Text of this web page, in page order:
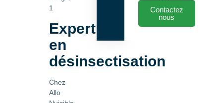
Expertise
en
désinsectisation
Chez
Allo
Contactez
nous